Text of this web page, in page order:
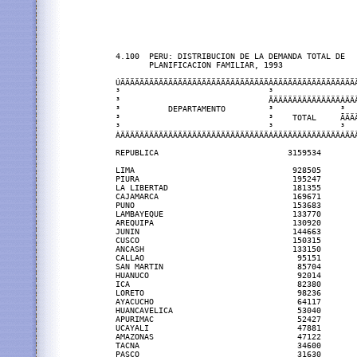
4.100  PERU: DISTRIBUCION DE LA DEMANDA TOTAL DE
       PLANIFICACION FAMILIAR, 1993
³                               ³
³
³          DEPARTAMENTO         ³              ³
³                               ³    TOTAL
³                               ³              ³
REPUBLICA                           3159534
LIMA                                 928505
PIURA                                195247
LA LIBERTAD                          181355
CAJAMARCA                            169671
PUNO                                 153683
LAMBAYEQUE                           133770
AREQUIPA                             130920
JUNIN                                144663
CUSCO                                150315
ANCASH                               133150
CALLAO                                95151
SAN MARTIN                            85704
HUANUCO                               92014
ICA                                   82380
LORETO                                98236
AYACUCHO                              64117
HUANCAVELICA                          53040
APURIMAC                              52427
UCAYALI                               47881
AMAZONAS                              47122
TACNA                                 34600
PASCO                                 31630